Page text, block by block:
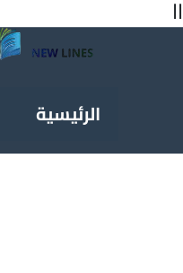
الرئيسية
اا